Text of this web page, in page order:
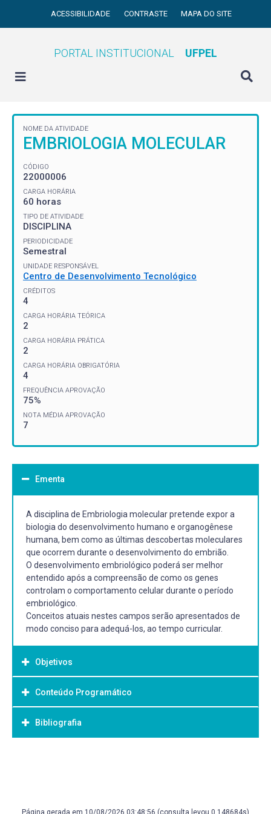
ACESSIBILIDADE CONTRASTE MAPA DO SITE
PORTAL INSTITUCIONAL UFPEL
NOME DA ATIVIDADE
EMBRIOLOGIA MOLECULAR
CÓDIGO
22000006
CARGA HORÁRIA
60 horas
TIPO DE ATIVIDADE
DISCIPLINA
PERIODICIDADE
Semestral
UNIDADE RESPONSÁVEL
Centro de Desenvolvimento Tecnológico
CRÉDITOS
4
CARGA HORÁRIA TEÓRICA
2
CARGA HORÁRIA PRÁTICA
2
CARGA HORÁRIA OBRIGATÓRIA
4
FREQUÊNCIA APROVAÇÃO
75%
NOTA MÉDIA APROVAÇÃO
7
Ementa
A disciplina de Embriologia molecular pretende expor a
biologia do desenvolvimento humano e organogênese
humana, bem como as últimas descobertas moleculares
que ocorrem durante o desenvolvimento do embrião.
O desenvolvimento embriológico poderá ser melhor
entendido após a compreensão de como os genes
controlam o comportamento celular durante o período
embriológico.
Conceitos atuais nestes campos serão apresentados de
modo conciso para adequá-los, ao tempo curricular.
Objetivos
Objetivo Geral:
Transmitir informações fundamentais de forma clara e
atualizada.
perspectiva de uma nova relação com o conhecimento) e
Conteúdo Programático
1. Introdução ao estudo da Embriologia
2. Gametogênese
Bibliografia
Página gerada em 10/08/2026 03:48:56 (consulta levou 0.148684s)